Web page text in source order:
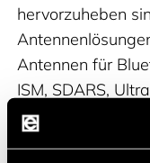
hervorzuheben
Antennen für
ISM, SDARS,
Power Charger
Chip-Antennen